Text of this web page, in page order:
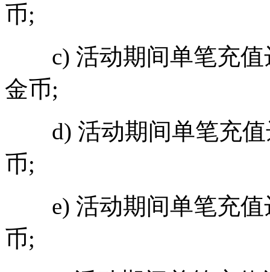
币;
c) 活动期间单笔充值
金币;
d) 活动期间单笔充值
币;
e) 活动期间单笔充值
币;